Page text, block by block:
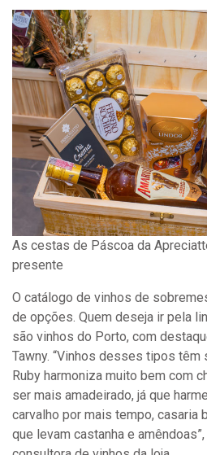
As cestas de Páscoa da
presente
O catálogo de vinhos de
de opções. Quem deseja ir pela
são vinhos do Porto, com
Tawny. “Vinhos desses tipos têm
Ruby harmoniza muito bem com
ser mais amadeirado, já que
carvalho por mais tempo, casaria
que levam castanha e